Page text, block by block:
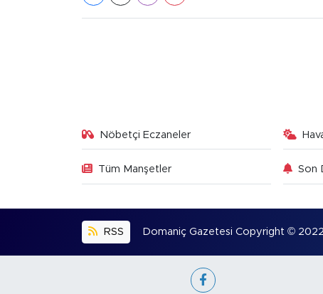
Nöbetçi Eczaneler
Tüm Manşetler Son
RSS Domaniç Gazetesi Copyright © 2022.